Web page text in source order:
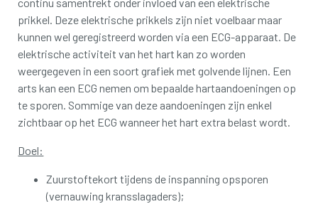
prikkel. Deze elektrische prikkels zijn niet voelbaar maar
kunnen wel geregistreerd worden via een ECG-apparaat. De
elektrische activiteit van het hart kan zo worden
weergegeven in een soort grafiek met golvende lijnen. Een
arts kan een ECG nemen om bepaalde hartaandoeningen op
te sporen. Sommige van deze aandoeningen zijn enkel
zichtbaar op het ECG wanneer het hart extra belast wordt.
Doel:
Zuurstoftekort tijdens de inspanning opsporen
(vernauwing kransslagaders);